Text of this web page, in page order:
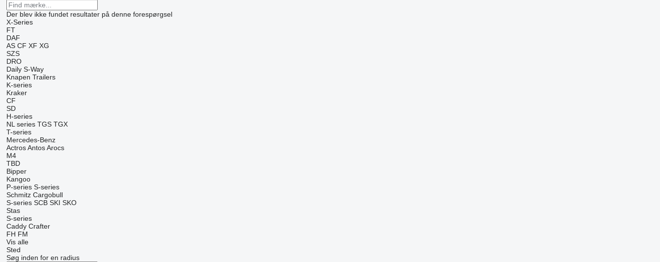
Der blev ikke fundet resultater på denne forespørgsel
X-Series
FT
DAF
AS CF XF XG
SZS
DRO
Daily S-Way
Knapen Trailers
K-series
Kraker
CF
SD
H-series
NL series TGS TGX
T-series
Mercedes-Benz
Actros Antos Arocs
M4
TBD
Bipper
Kangoo
P-series S-series
Schmitz Cargobull
S-series SCB SKI SKO
Stas
S-series
Caddy Crafter
FH FM
Vis alle
Sted
Søg inden for en radius